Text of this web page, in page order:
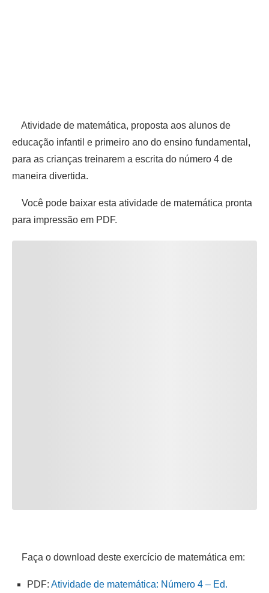
Atividade de matemática, proposta aos alunos de
educação infantil e primeiro ano do ensino fundamental,
para as crianças treinarem a escrita do número 4 de
maneira divertida.
Você pode baixar esta atividade de matemática pronta
para impressão em PDF.
Faça o download deste exercício de matemática em:
PDF: Atividade de matemática: Número 4 – Ed.